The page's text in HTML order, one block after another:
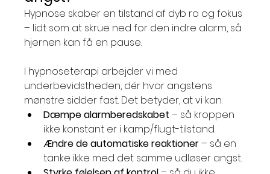
Hypnose skaber en tilstand af dyb ro og fokus
– lidt som at skrue ned for den indre alarm, så
hjernen kan få en pause.
I hypnoseterapi arbejder vi med
underbevidstheden, dér hvor angstens
mønstre sidder fast. Det betyder, at vi kan:
Dæmpe alarmberedskabet – så kroppen
ikke konstant er i kamp/flugt-tilstand.
Ændre de automatiske reaktioner – så en
tanke ikke med det samme udløser angst.